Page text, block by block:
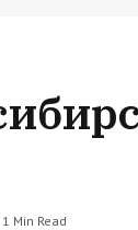
1 Min Read